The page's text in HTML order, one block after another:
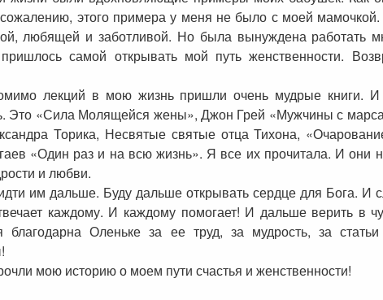
этого примера у меня не было с моей мамочкой.
любящей и заботливой. Но была вынуждена работать
самой открывать мой путь женственности.
лекций в мою жизнь пришли очень мудрые книги.
Это «Сила Молящейся жены», Джон Грей «Мужчины с
Торика, Несвятые святые отца Тихона,
«Один раз и на всю жизнь». Я все их прочитала. И они
и любви.
им дальше. Буду дальше открывать сердце для Бога. И
каждому. И каждому помогает! И дальше верить в
Оленьке за ее труд, за мудрость, за
мою историю о моем пути счастья и женственности!